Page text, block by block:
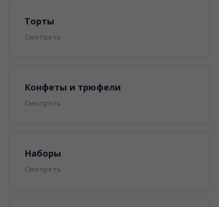
Торты
Смотреть
Конфеты и трюфели
Смотреть
Наборы
Смотреть